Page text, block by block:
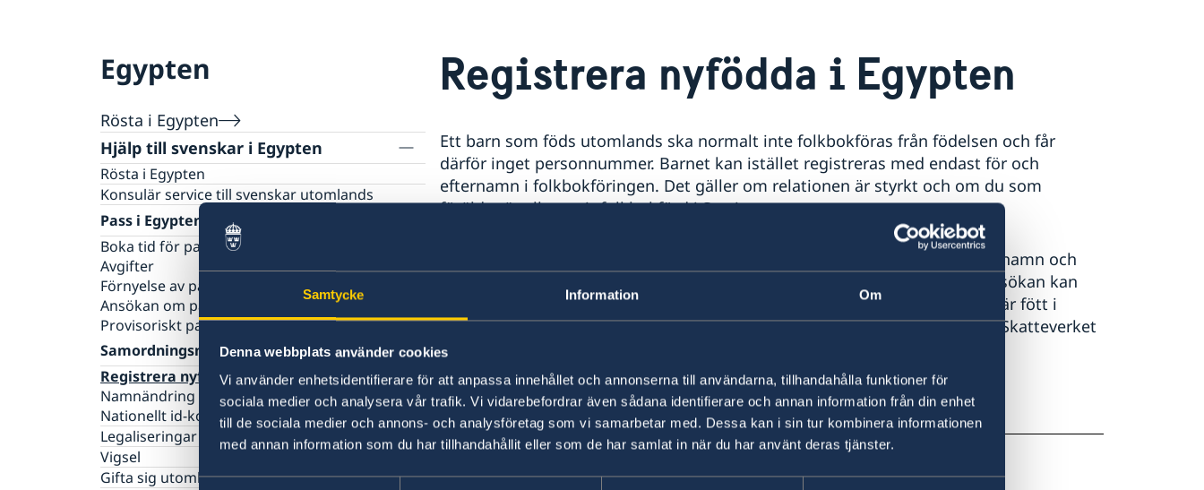
Samtycke Information Om
Denna webbplats använder cookies
Vi använder enhetsidentifierare för att anpassa innehållet och annonserna till användarna, tillhandahålla funktioner för
sociala medier och analysera vår trafik. Vi vidarebefordrar även sådana identifierare och annan information från din enhet
till de sociala medier och annons- och analysföretag som vi samarbetar med. Dessa kan i sin tur kombinera informationen
med annan information som du har tillhandahållit eller som de har samlat in när du har använt deras tjänster.
Samtyckesval
Egypten
Rösta i Egypten
Hjälp till svenskar i Egypten
Rösta i Egypten
Konsulär service till svenskar utomlands
Pass i Egypten
Boka tid för pass
Avgifter
Förnyelse av pass för vuxna
Ansökan om pass för barn under 18 år
Provisoriskt pass
Samordningsnummer
Registrera nyfödda i Egypten
Namnändring
Nationellt id-kort
Legaliseringar
Vigsel
Gifta sig utomlands
Registrera nyfödda i Egypten
Ett barn som föds utomlands ska normalt inte folkbokföras från födelsen och får
därför inget personnummer. Barnet kan istället registreras med endast för och
efternamn i folkbokföringen. Det gäller om relationen är styrkt och om du som
förälder är eller varit folkbokförd i Sverige.
Om du är svensk medborgare kan du som vårdnadshavare ansöka om förnamn och
efternamn för barnet. Ansökan ska göras på blankett SKV 7750. Denna ansökan kan
lämnas in på passmyndigheten i samband med passansökan. Om barnet är fött i
Danmark, Finland eller Norge ska du inte göra någon ansökan om namn. Skatteverket
registrerar då namnet utifrån barnets födelsebevis.
Mer information om ansökan om förnamn och efternamn finner du på
Skatteverkets webbplats.
Senast uppdaterad 27 dec. 2021, 13.03